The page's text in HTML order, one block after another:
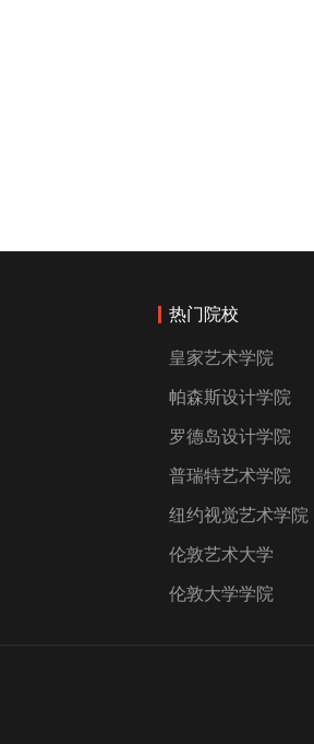
热门院校
皇家艺术学院
帕森斯设计学院
罗德岛设计学院
普瑞特艺术学院
纽约视觉艺术学院
伦敦艺术大学
伦敦大学学院